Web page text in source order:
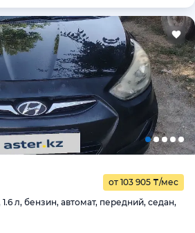
от 103 905 ₸/мес
л, бензин, автомат, передний, седан,